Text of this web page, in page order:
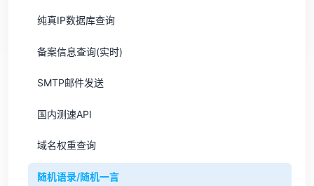
纯真IP数据库查询
备案信息查询(实时)
SMTP邮件发送
国内测速API
域名权重查询
随机语录/随机一言